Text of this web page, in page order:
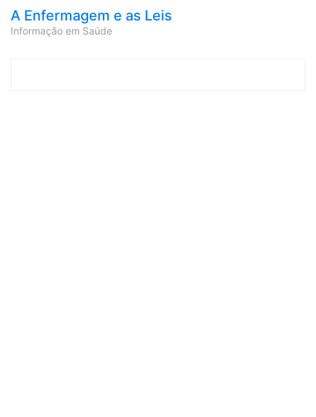
A Enfermagem e as Leis
Informação em Saúde